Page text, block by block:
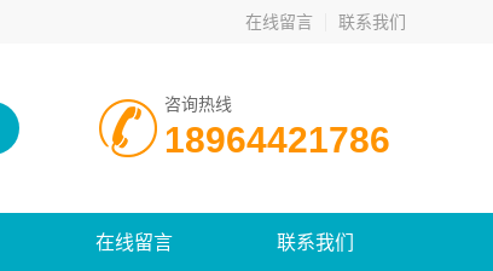
在线留言 联系我们
咨询热线
18964421786
在线留言 联系我们